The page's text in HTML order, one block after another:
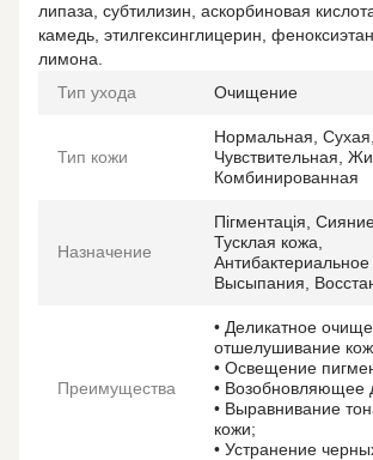
липаза, субтилизин, аскорбиновая
камедь, этилгексинглицерин,
лимона.
Тип ухода
Очищение
Тип кожи
Нормальная, Сухая,
Чувствительная,
Комбинированная
Назначение
Пігментація,
Тусклая кожа,
Антибактериальное
Высыпания,
Преимущества
• Деликатное
отшелушивание
• Освещение
• Возобновляющее
• Выравнивание
кожи;
• Устранение